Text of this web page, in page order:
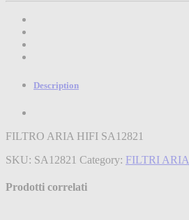
Description
FILTRO ARIA HIFI SA12821
SKU: SA12821 Category: FILTRI ARIA
Prodotti correlati